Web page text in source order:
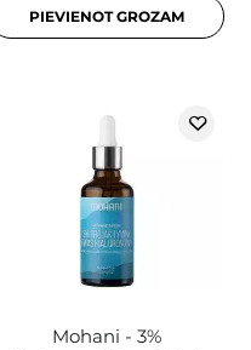
PIEVIENOT GROZAM
Mohani - 3%